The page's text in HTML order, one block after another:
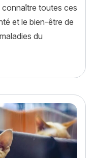
toutes ces
et le bien-être de
du